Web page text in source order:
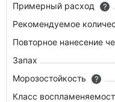
Примерный расход
?
Рекомендуемое
Повторное нанесение
Запах
Морозостойкость
?
Класс